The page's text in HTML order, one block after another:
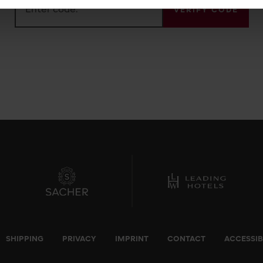
VERIFY CODE
SHIPPING PRIVACY IMPRINT CONTACT